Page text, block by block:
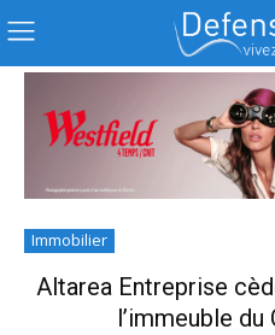
Immobilier
Altarea Entreprise
l’immeuble du